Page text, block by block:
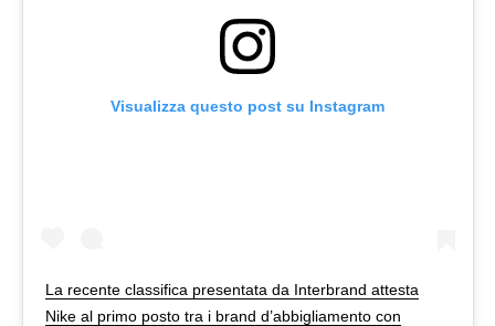
Visualizza questo post su Instagram
La recente classifica presentata da Interbrand attesta
Nike al primo posto tra i brand d’abbigliamento con